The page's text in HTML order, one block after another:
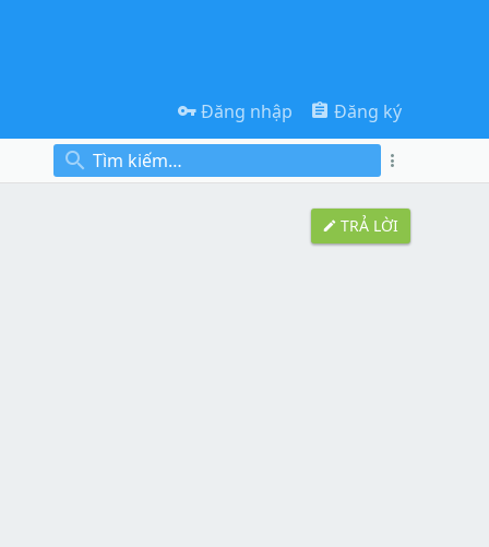
Đăng nhập Đăng ký
TRẢ LỜI